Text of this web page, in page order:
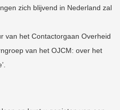
zich blijvend in Nederland zal
van het Contactorgaan Overheid
van het OJCM: over het